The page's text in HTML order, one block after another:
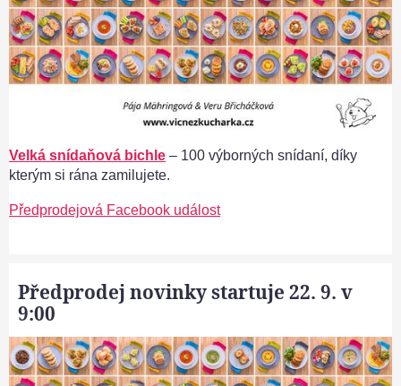
Velká snídaňová bichle – 100 výborných snídaní, díky
kterým si rána zamilujete.
Předprodejová Facebook událost
Předprodej novinky startuje 22. 9. v
9:00